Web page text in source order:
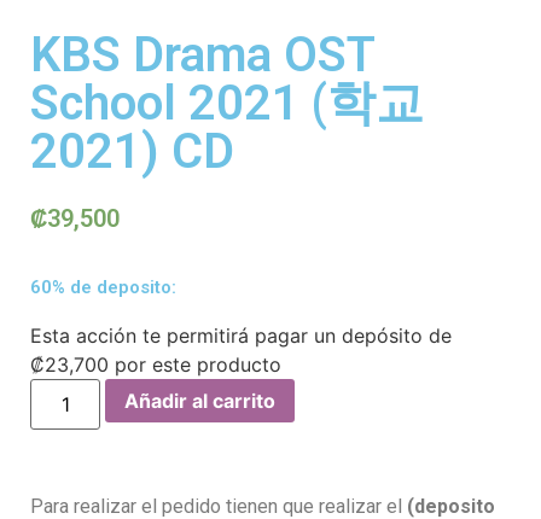
KBS Drama OST
School 2021 (학교
2021) CD
₡39,500
60% de deposito:
Esta acción te permitirá pagar un depósito de
₡23,700 por este producto
Añadir al carrito
Para realizar el pedido tienen que realizar el (deposito